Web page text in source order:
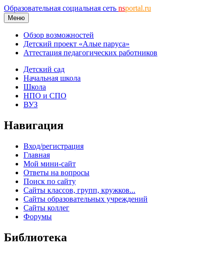
Образовательная социальная сеть nsportal.ru
Меню
Обзор возможностей
Детский проект «Алые паруса»
Аттестация педагогических работников
Детский сад
Начальная школа
Школа
НПО и СПО
ВУЗ
Навигация
Вход/регистрация
Главная
Мой мини-сайт
Ответы на вопросы
Поиск по сайту
Сайты классов, групп, кружков...
Сайты образовательных учреждений
Сайты коллег
Форумы
Библиотека